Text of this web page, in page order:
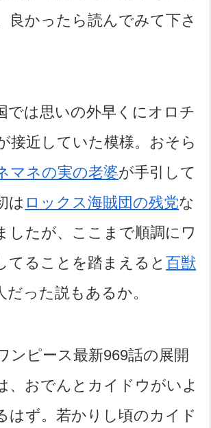
良かったら読んでみて下さ
では思いの外早くにオロチ
接近していた模様。おそら
マネの実の老婆が手引して
は ロックス海賊団の残党な
したが、ここまで順調にワ
てることを踏まえると百獣
だった説もあるか。
ンピース最新969話の展開
、おでんとカイドウがいよ
はず。若かりし頃のカイド